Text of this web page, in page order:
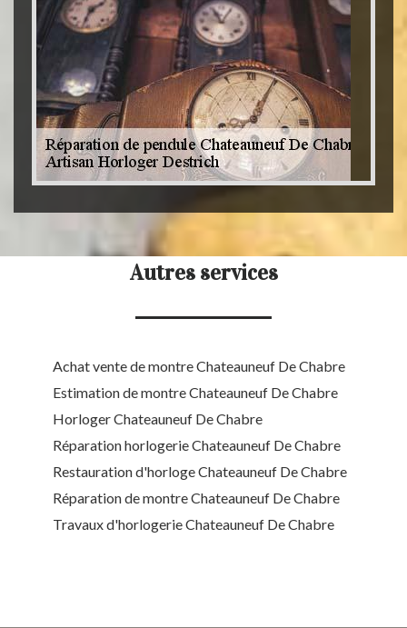
Autres services
Achat vente de montre Chateauneuf De Chabre
Estimation de montre Chateauneuf De Chabre
Horloger Chateauneuf De Chabre
Réparation horlogerie Chateauneuf De Chabre
Restauration d'horloge Chateauneuf De Chabre
Réparation de montre Chateauneuf De Chabre
Travaux d'horlogerie Chateauneuf De Chabre